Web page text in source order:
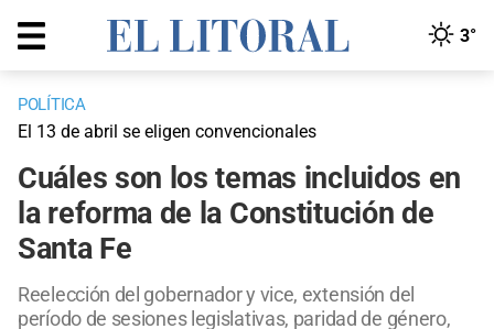
3°
POLÍTICA
El 13 de abril se eligen convencionales
Cuáles son los temas incluidos en
la reforma de la Constitución de
Santa Fe
Reelección del gobernador y vice, extensión del
período de sesiones legislativas, paridad de género,